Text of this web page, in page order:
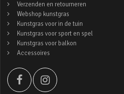
Verzenden en retourneren
Webshop kunstgras
Kunstgras voor in de tuin
Kunstgras voor sport en spel
Kunstgras voor balkon
Accessoires